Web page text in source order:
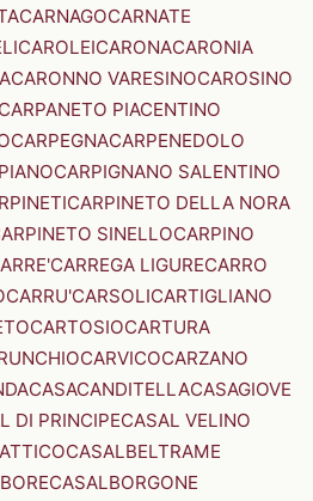
CARNAGOCARNATE
CAROLEICARONACARONIA
CARONNO VARESINOCAROSINO
CARPANETO PIACENTINO
CARPEGNACARPENEDOLO
CARPIGNANO SALENTINO
CARPINETO DELLA NORA
SINELLOCARPINO
CARREGA LIGURECARRO
CARRU'CARSOLICARTIGLIANO
CARTOSIOCARTURA
CARVICOCARZANO
CASACANDITELLACASAGIOVE
DI PRINCIPECASAL VELINO
CASALBELTRAME
CASALBORGONE